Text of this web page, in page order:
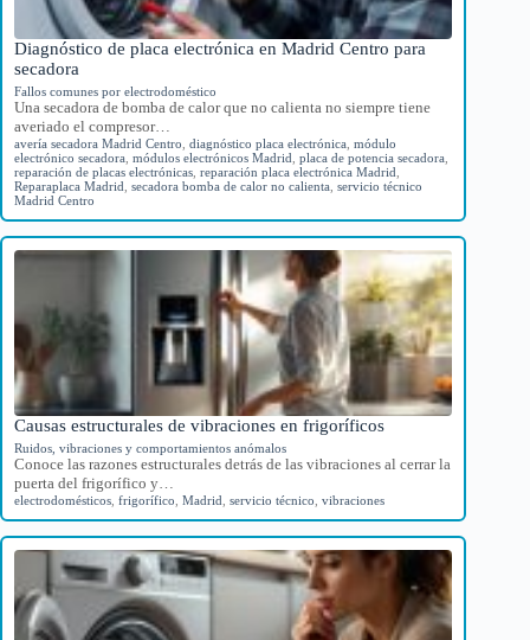
Diagnóstico de placa electrónica en Madrid Centro para
secadora
Fallos comunes por electrodoméstico
Una secadora de bomba de calor que no calienta no siempre tiene
averiado el compresor…
avería secadora Madrid Centro diagnóstico placa electrónica módulo
electrónico secadora módulos electrónicos Madrid placa de potencia secadora
reparación de placas electrónicas reparación placa electrónica Madrid
Reparaplaca Madrid
secadora bomba de calor no calienta servicio técnico
Madrid Centro
Causas estructurales de vibraciones en frigoríficos
Ruidos, vibraciones y comportamientos anómalos
Conoce las razones estructurales detrás de las vibraciones al cerrar la
puerta del frigorífico y…
electrodomésticos frigorífico Madrid servicio técnico vibraciones